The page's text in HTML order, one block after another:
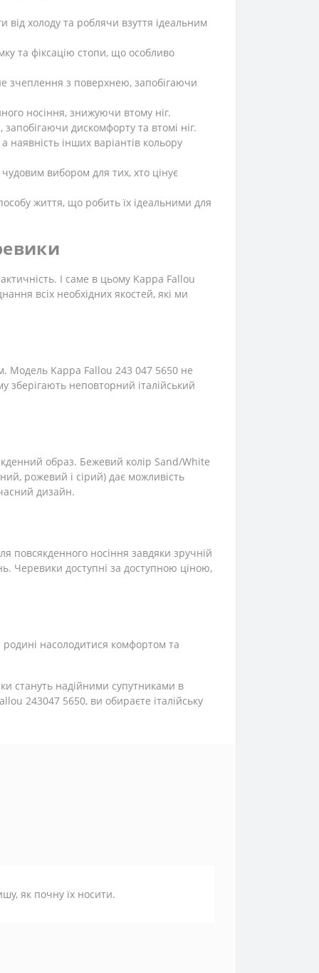
холоду та роблячи взуття ідеальним
та фіксацію стопи, що особливо
зчеплення з поверхнею, запобігаючи
носіння, знижуючи втому ніг.
дискомфорту та втомі ніг.
інших варіантів кольору
вибором для тих, хто цінує
життя, що робить їх ідеальними для
І саме в цьому Kappa Fallou
всіх необхідних якостей, які ми
Модель Kappa Fallou 243 047 5650 не
зберігають неповторний італійський
образ. Бежевий колір Sand/White
рожевий і сірий) дає можливість
дизайн.
повсякденного носіння завдяки зручній
Черевики доступні за доступною ціною,
насолодитися комфортом та
стануть надійними супутниками в
243047 5650, ви обираєте італійську
як почну їх носити.